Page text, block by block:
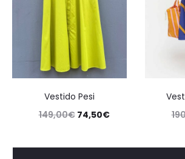
Vestido Pesi
149,00€ 74,50€